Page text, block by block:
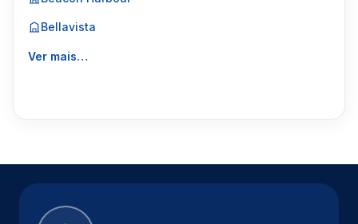
Bellavista
Ver mais…